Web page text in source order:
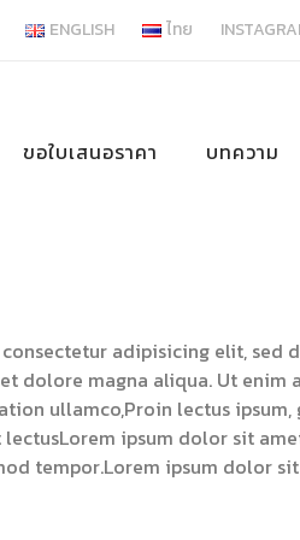
ENGLISH ไทย
ขอใบเสนอราคา บทความ
adipisicing elit, sed
dolore magna aliqua. Ut enim
ullamco,Proin lectus ipsum,
ipsum dolor sit
tempor.Lorem ipsum dolor